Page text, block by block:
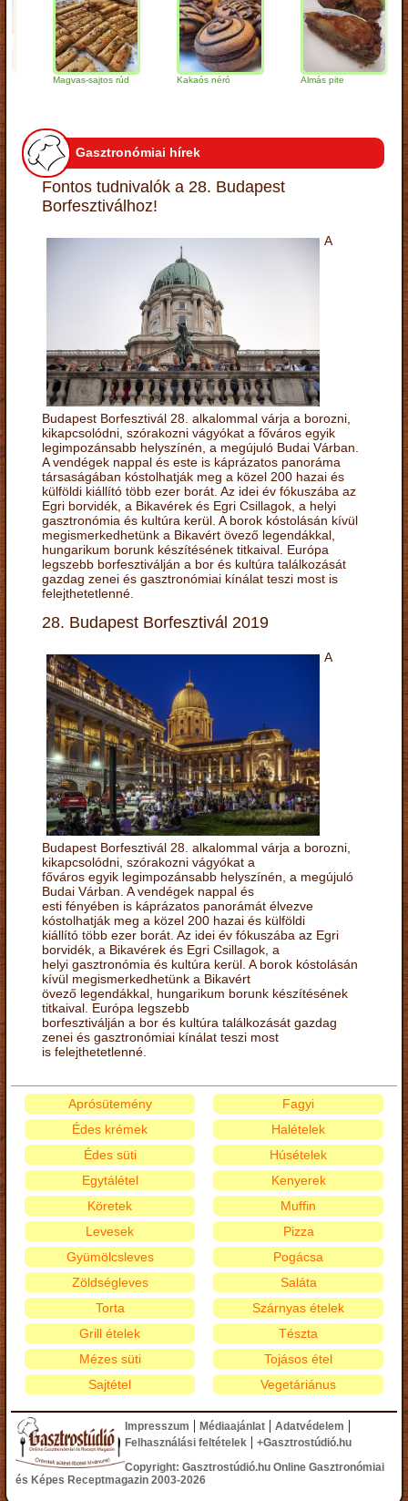
Magvas-sajtos rúd Kakaós néró Almás pite
Gasztronómiai hírek
Fontos tudnivalók a 28. Budapest
Borfesztiválhoz!
A
Budapest Borfesztivál 28. alkalommal várja a borozni,
kikapcsolódni, szórakozni vágyókat a főváros egyik
legimpozánsabb helyszínén, a megújuló Budai Várban.
A vendégek nappal és este is káprázatos panoráma
társaságában kóstolhatják meg a közel 200 hazai és
külföldi kiállító több ezer borát. Az idei év fókuszába az
Egri borvidék, a Bikavérek és Egri Csillagok, a helyi
gasztronómia és kultúra kerül. A borok kóstolásán kívül
megismerkedhetünk a Bikavért övező legendákkal,
hungarikum borunk készítésének titkaival. Európa
legszebb borfesztiválján a bor és kultúra találkozását
gazdag zenei és gasztronómiai kínálat teszi most is
felejthetetlenné.
28. Budapest Borfesztivál 2019
A
Budapest Borfesztivál 28. alkalommal várja a borozni,
kikapcsolódni, szórakozni vágyókat a
főváros egyik legimpozánsabb helyszínén, a megújuló
Budai Várban. A vendégek nappal és
esti fényében is káprázatos panorámát élvezve
kóstolhatják meg a közel 200 hazai és külföldi
kiállító több ezer borát. Az idei év fókuszába az Egri
borvidék, a Bikavérek és Egri Csillagok, a
helyi gasztronómia és kultúra kerül. A borok kóstolásán
kívül megismerkedhetünk a Bikavért
övező legendákkal, hungarikum borunk készítésének
titkaival. Európa legszebb
borfesztiválján a bor és kultúra találkozását gazdag
zenei és gasztronómiai kínálat teszi most
is felejthetetlenné.
Aprósütemény
Édes krémek
Édes süti
Egytálétel
Fagyi
Halételek
Húsételek
Kenyerek
Köretek
Levesek
Gyümölcsleves
Zöldségleves
Muffin
Pizza
Pogácsa
Saláta
Torta
Grill ételek
Mézes süti
Sajtétel
Szárnyas ételek
Tészta
Tojásos étel
Vegetáriánus
Impresszum | Médiaajánlat | Adatvédelem |
Felhasználási feltételek | +Gasztrostúdió.hu
Copyright: Gasztrostúdió.hu Online Gasztronómiai
és Képes Receptmagazin 2003-2026